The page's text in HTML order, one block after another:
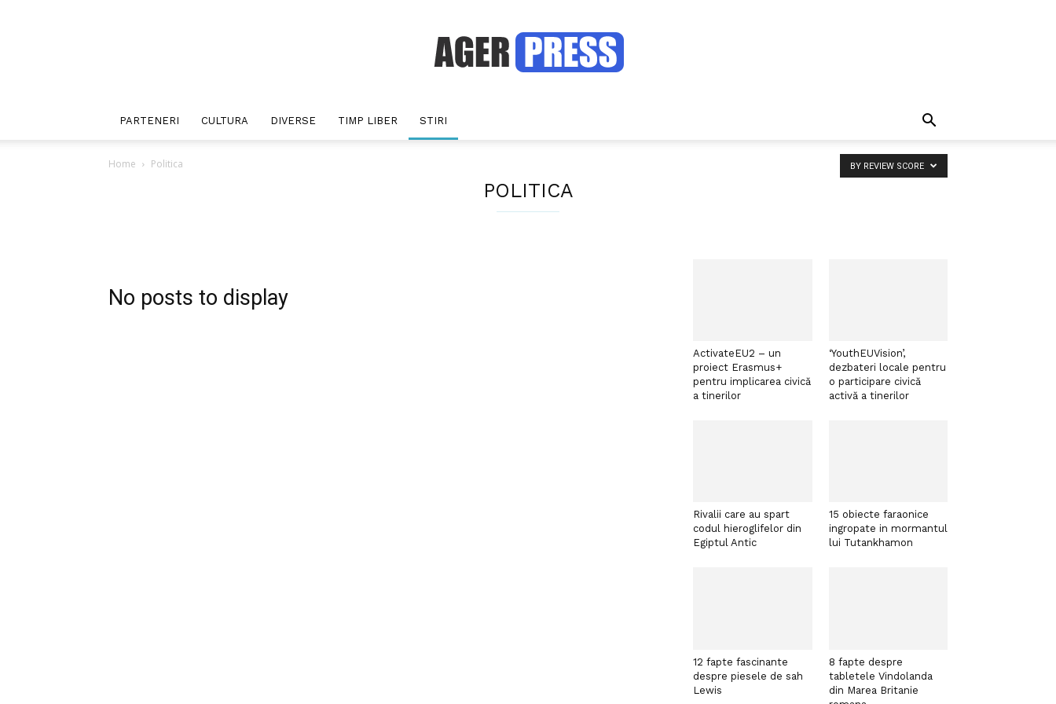
PARTENERI CULTURA DIVERSE TIMP LIBER STIRI
Home Politica
POLITICA
BY REVIEW SCORE
No posts to display
ActivateEU2 – un
proiect Erasmus+
pentru implicarea civică
a tinerilor
‘YouthEUVision’,
dezbateri locale pentru
o participare civică
activă a tinerilor
Rivalii care au spart
codul hieroglifelor din
Egiptul Antic
15 obiecte faraonice
ingropate in mormantul
lui Tutankhamon
12 fapte fascinante
despre piesele de sah
Lewis
8 fapte despre
tabletele Vindolanda
din Marea Britanie